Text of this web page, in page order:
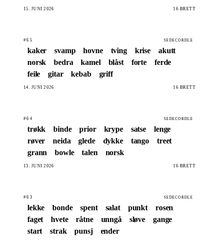
15. JUNI 2026 16 BRETT
#65 SEDECORDLE
kaker svamp hovne tving krise
akutt
norsk
bedra kamel blåst forte
ferde
feile
gitar kebab griff
14. JUNI 2026 16 BRETT
#64 SEDECORDLE
trøkk binde prior krype satse
lenge
røver
neida glede dykke tango
treet
grann
bowle talen norsk
13. JUNI 2026 16 BRETT
#63 SEDECORDLE
lekke bonde spent salat punkt
rosen
faget
hvete råtne unngå sløve
gange
start
strak punsj ender